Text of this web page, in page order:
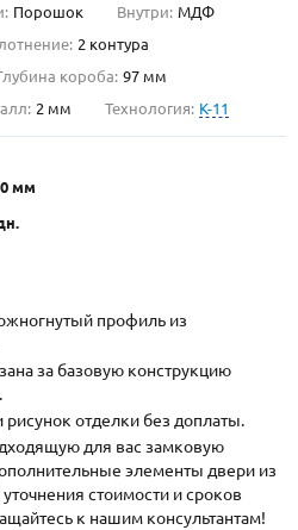
с доставкой и установкой в
и МО
411-44-41
M.RU
РАСЧЕТ
Как купить
на замер
Порошок Внутри: МДФ
2 контура
короба: 97 мм
2 мм Технология: K-11
мм
профиль из
за базовую конструкцию
отделки без доплаты.
для вас замковую
элементы двери из
стоимости и сроков
к нашим консультантам!